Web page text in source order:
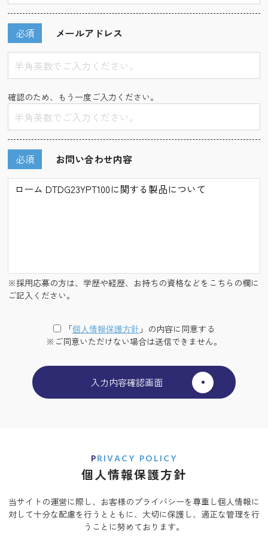
メールアドレス
必須
確認のため、もう一度ご入力ください。
お問い合わせ内容
必須
※採用応募の方は、学歴や経歴、お持ちの資格などをこちらの欄に
ご記入ください。
「個⼈情報保護⽅針 」の内容に同意する
※ご同意いただけない場合は送信できません。
PRIVACY POLICY
個人情報保護方針
当サイトの運営に際し、お客様のプライバシーを尊重し個人情報に
対して十分な配慮を行うとともに、 大切に保護し、適正な管理を行
うことに努めております。